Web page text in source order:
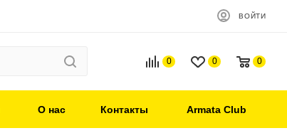
ВОЙТИ
0 0 0
О нас Контакты Armata Club